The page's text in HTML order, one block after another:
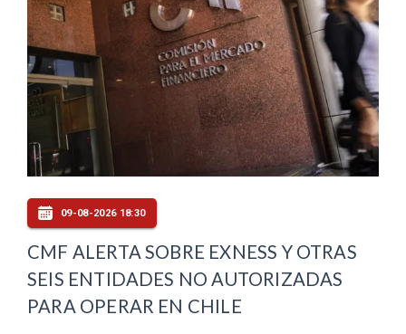
09-08-2026 18:30
CMF ALERTA SOBRE EXNESS Y OTRAS
SEIS ENTIDADES NO AUTORIZADAS
PARA OPERAR EN CHILE